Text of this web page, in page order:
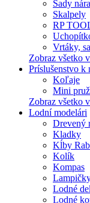
Sady
Skalpely
RP
Vrtáky,
Zobraz všetko
Príslušenstvo k
Koľaje
Mini
Zobraz všetko
Lodní modelári
Drevený
Kladky
Kĺby
Kolík
Kompas
Lodné
Lodné